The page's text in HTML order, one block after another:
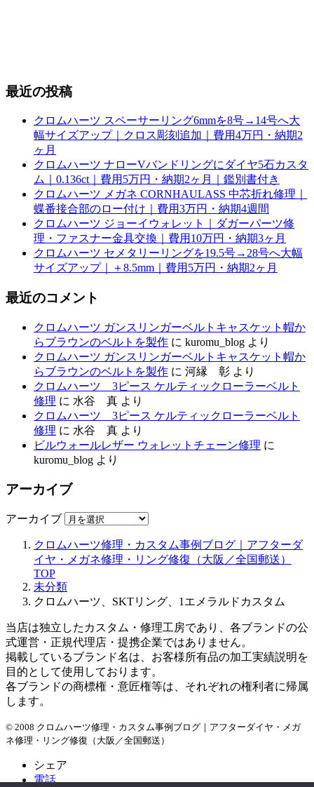
最近の投稿
クロムハーツ スペーサーリング6mmを8号→14号へ大
幅サイズアップ｜クロス彫刻追加｜費用4万円・納期2
ヶ月
クロムハーツ ナローVバンドリングにダイヤ5石カスタ
ム｜0.136ct｜費用5万円・納期2ヶ月｜鑑別書付き
クロムハーツ メガネ CORNHAULASS 中芯折れ修理｜
蝶番接合部のロー付け｜費用3万円・納期4週間
クロムハーツ ジョーイウォレット｜ダガーパーツ修
理・ファスナー金具交換｜費用10万円・納期3ヶ月
クロムハーツ セメタリーリングを19.5号→28号へ大幅
サイズアップ｜＋8.5mm｜費用5万円・納期2ヶ月
最近のコメント
クロムハーツ ガンスリンガーベルトキャスケット帽か
らブラウンのベルトを製作 に kuromu_blog より
クロムハーツ ガンスリンガーベルトキャスケット帽か
らブラウンのベルトを製作 に 河縁 彰 より
クロムハーツ 3ピース ケルティックローラーベルト
修理 に 水谷 真 より
クロムハーツ 3ピース ケルティックローラーベルト
修理 に 水谷 真 より
ビルウォールレザー ウォレットチェーン修理 に
kuromu_blog より
アーカイブ
アーカイブ
クロムハーツ修理・カスタム事例ブログ｜アフターダ
イヤ・メガネ修理・リング修復（大阪／全国郵送）
TOP
未分類
クロムハーツ、SKTリング、1エメラルドカスタム
当店は独立したカスタム・修理工房であり、各ブランドの公
式運営・正規代理店・提携企業ではありません。
掲載しているブランド名は、お客様所有品の加工実績説明を
目的として使用しております。
各ブランドの商標権・意匠権等は、それぞれの権利者に帰属
します。
© 2008 クロムハーツ修理・カスタム事例ブログ｜アフターダイヤ・メガ
ネ修理・リング修復（大阪／全国郵送）
シェア
電話